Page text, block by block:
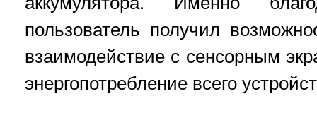
пользователь получил
взаимодействие с сенсорным
энергопотребление всего